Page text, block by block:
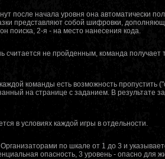
после начала уровня она автоматически
представляют собой шифровки,
поиска, 2-я - на место нанесения кода.
считается не пройденным, команда получает
команды есть возможность пропустить
на странице с заданием. В результате
в условиях каждой игры в отдельности.
по шкале от 1 до 3 и
опасность, 3 уровень - опасно для